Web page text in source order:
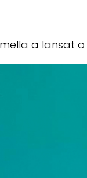
a lansat